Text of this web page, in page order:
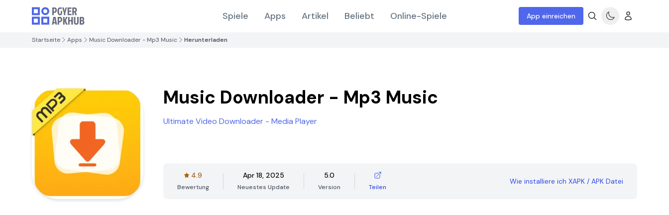
Spiele Apps Artikel Beliebt Online-Spiele App einreichen
Startseite Apps Music Downloader - Mp3 Music Herunterladen
Music Downloader - Mp3 Music
Ultimate Video Downloader - Media Player
4.9
Bewertung
Apr 18, 2025
Neuestes Update
5.0
Version Teilen
Wie installiere ich XAPK / APK Datei